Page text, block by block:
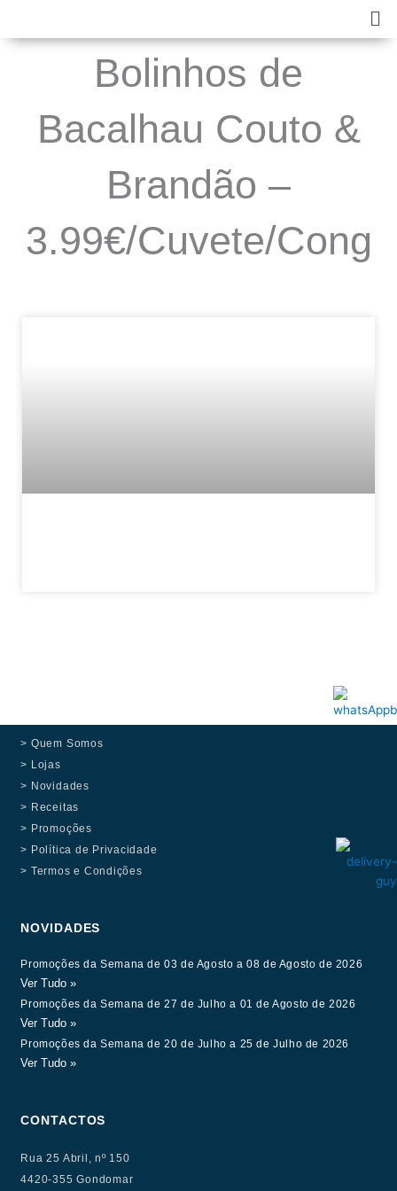
content
Bolinhos de
Bacalhau Couto &
Brandão –
3.99€/Cuvete/Cong
> Quem Somos
> Lojas
> Novidades
> Receitas
> Promoções
> Política de Privacidade
> Termos e Condições
NOVIDADES
Promoções da Semana de 03 de Agosto a 08 de Agosto de 2026
Ver Tudo »
Promoções da Semana de 27 de Julho a 01 de Agosto de 2026
Ver Tudo »
Promoções da Semana de 20 de Julho a 25 de Julho de 2026
Ver Tudo »
CONTACTOS
Rua 25 Abril, nº 150
4420-355 Gondomar